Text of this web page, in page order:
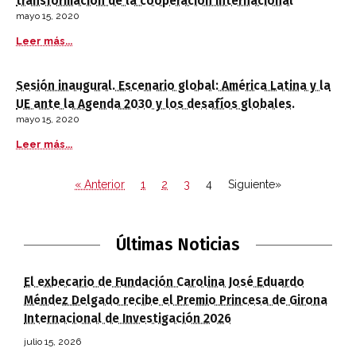
mayo 15, 2020
Leer más...
Sesión inaugural. Escenario global: América Latina y la
UE ante la Agenda 2030 y los desafíos globales.
mayo 15, 2020
Leer más...
« Anterior 1 2 3 4 Siguiente»
Últimas Noticias
El exbecario de Fundación Carolina José Eduardo
Méndez Delgado recibe el Premio Princesa de Girona
Internacional de Investigación 2026
julio 15, 2026